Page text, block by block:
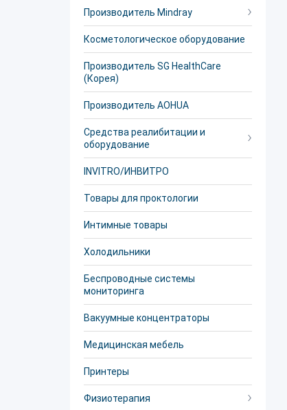
Производитель Mindray
Косметологическое оборудование
Производитель SG HealthCare
(Корея)
Производитель AOHUA
Средства реалибитации и
оборудование
INVITRO/ИНВИТРО
Товары для проктологии
Интимные товары
Холодильники
Беспроводные системы
мониторинга
Вакуумные концентраторы
Медицинская мебель
Принтеры
Физиотерапия